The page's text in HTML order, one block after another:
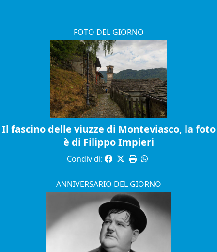
FOTO DEL GIORNO
Il fascino delle viuzze di Monteviasco, la foto
è di Filippo Impieri
Condividi:
ANNIVERSARIO DEL GIORNO